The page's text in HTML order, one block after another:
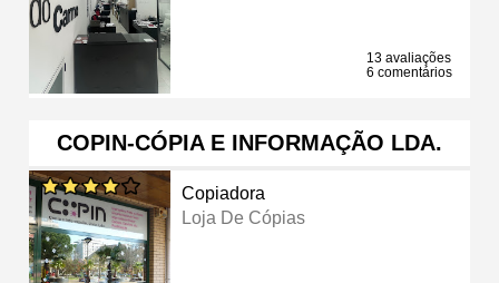
13 avaliações
6 comentários
COPIN-CÓPIA E INFORMAÇÃO LDA.
Copiadora
Loja De Cópias